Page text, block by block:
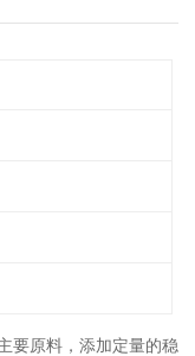
要原料，添加定量的稳